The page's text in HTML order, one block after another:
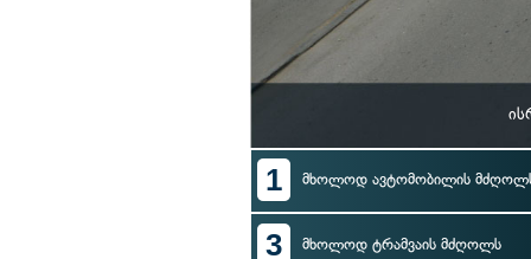
1 მხოლოდ ავტომობილის
3 მხოლოდ ტრამვაის მძღოლს